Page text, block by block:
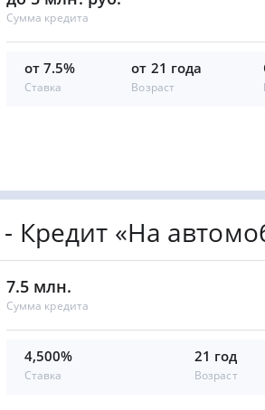
Сумма кредита
от 7.5%
Ставка
от 21 года
Возраст
Кредит «На
7.5 млн.
Сумма кредита
4,500%
Ставка
21 год
Возраст